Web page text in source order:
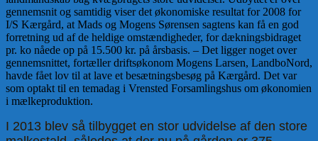
gennemsnit og samtidig viser det økonomiske resultat for 2008 for
I/S Kærgård, at Mads og Mogens Sørensen sagtens kan få en god
forretning ud af de heldige omstændigheder, for dækningsbidraget
pr. ko nåede op på 15.500 kr. på årsbasis. – Det ligger noget over
gennemsnittet, fortæller driftsøkonom Mogens Larsen, LandboNord,
havde fået lov til at lave et besætningsbesøg på Kærgård. Det var
som optakt til en temadag i Vrensted Forsamlingshus om økonomien
i mælkeproduktion.
I 2013 blev så tilbygget en stor udvidelse af den store